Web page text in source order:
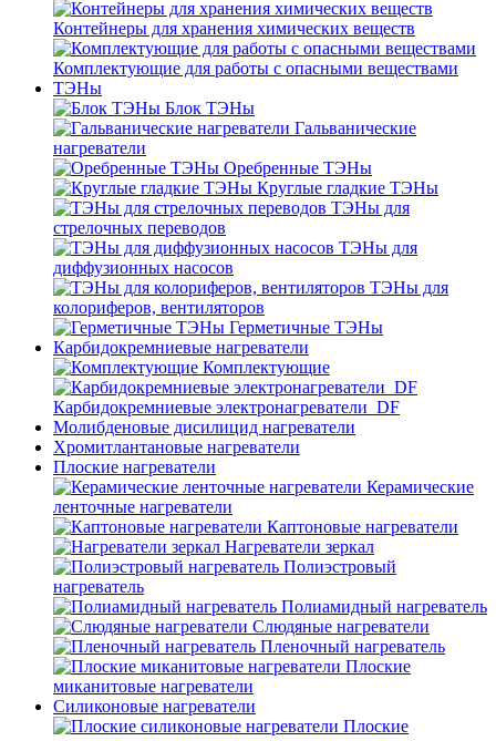
Контейнеры для хранения химических веществ
Комплектующие для работы с опасными веществами
ТЭНы
Блок ТЭНы
Гальванические
нагреватели
Оребренные ТЭНы
Круглые гладкие ТЭНы
ТЭНы для
стрелочных переводов
ТЭНы для
диффузионных насосов
ТЭНы для
колориферов, вентиляторов
Герметичные ТЭНы
Карбидокремниевые нагреватели
Комплектующие
Карбидокремниевые электронагреватели_DF
Молибденовые дисилицид нагреватели
Хромитлантановые нагреватели
Плоские нагреватели
Керамические
ленточные нагреватели
Каптоновые нагреватели
Нагреватели зеркал
Полиэстровый
нагреватель
Полиамидный нагреватель
Слюдяные нагреватели
Пленочный нагреватель
Плоские
миканитовые нагреватели
Силиконовые нагреватели
Плоские